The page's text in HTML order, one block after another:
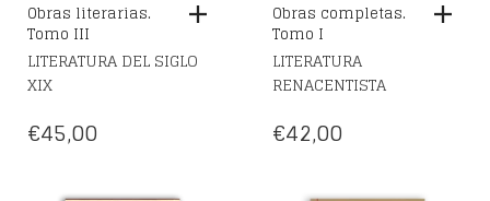
Obras literarias.
Tomo III
LITERATURA DEL SIGLO
XIX
€45,00
Obras completas.
Tomo I
LITERATURA
RENACENTISTA
€42,00